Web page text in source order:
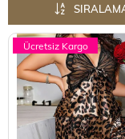
Ücretsiz Kargo